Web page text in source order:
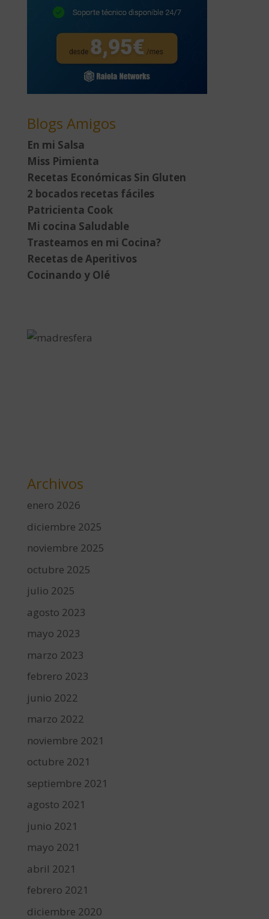
Blogs Amigos
En mi Salsa
Miss Pimienta
Recetas Económicas Sin Gluten
2 bocados recetas fáciles
Patricienta Cook
Mi cocina Saludable
Trasteamos en mi Cocina?
Recetas de Aperitivos
Cocinando y Olé
Archivos
enero 2026
diciembre 2025
noviembre 2025
octubre 2025
julio 2025
agosto 2023
mayo 2023
marzo 2023
febrero 2023
junio 2022
marzo 2022
noviembre 2021
octubre 2021
septiembre 2021
agosto 2021
junio 2021
mayo 2021
abril 2021
febrero 2021
diciembre 2020